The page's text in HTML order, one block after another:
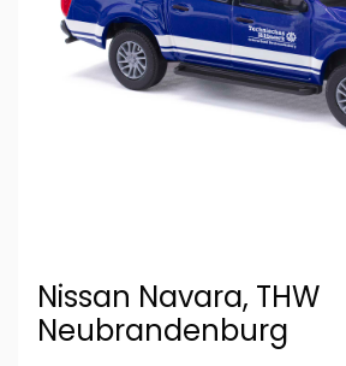
Nissan Navara, THW
Neubrandenburg